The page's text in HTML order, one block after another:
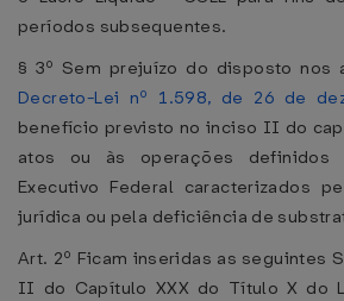
períodos subsequentes.
§ 3º Sem prejuízo do disposto nos
Decreto-Lei nº 1.598, de 26 de
benefício previsto no inciso II do
atos ou às operações
Executivo Federal caracterizados
jurídica ou pela deficiência de
Art. 2º Ficam inseridas as seguintes
II do Capítulo XXX do Título X do